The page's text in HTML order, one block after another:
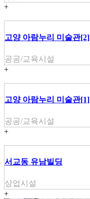
+
고양 아람누리 미술관[2]
공공/교육시설
+
고양 아람누리 미술관[1]
공공/교육시설
+
서교동 유남빌딩
상업시설
+